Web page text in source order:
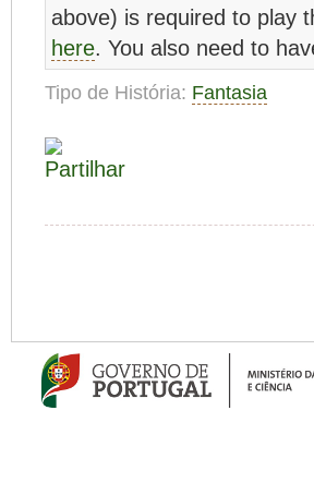
above) is required to play
here. You also need to
Tipo de História: Fantasia